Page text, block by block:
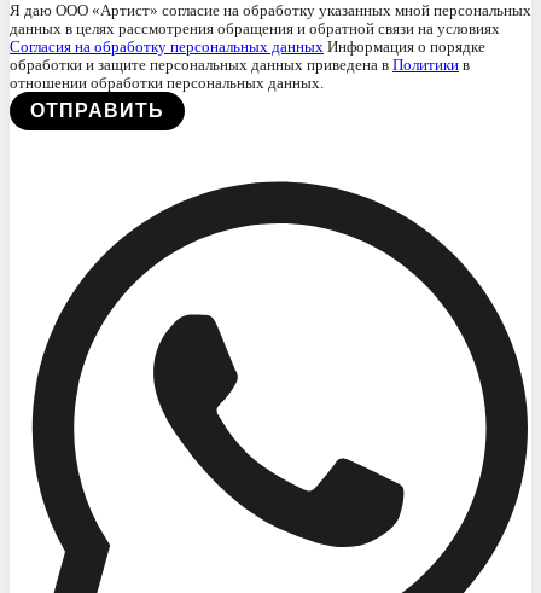
Я даю ООО «Артист» согласие на обработку указанных мной персональных
данных в целях рассмотрения обращения и обратной связи на условиях
Согласия на обработку персональных данных Информация о порядке
обработки и защите персональных данных приведена в Политики в
отношении обработки персональных данных.